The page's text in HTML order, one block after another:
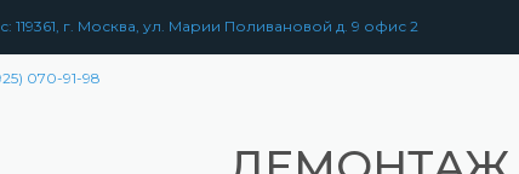
119361, г. Москва, ул. Марии Поливановой д. 9 офис 2
070-91-98